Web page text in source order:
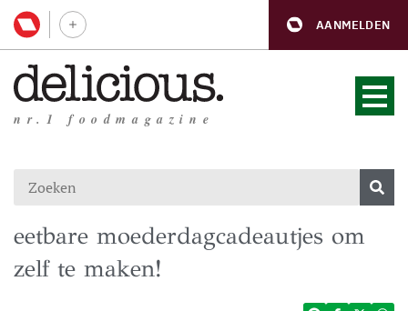
AANMELDEN
nr.1 foodmagazine
eetbare moederdagcadeautjes om
zelf te maken!